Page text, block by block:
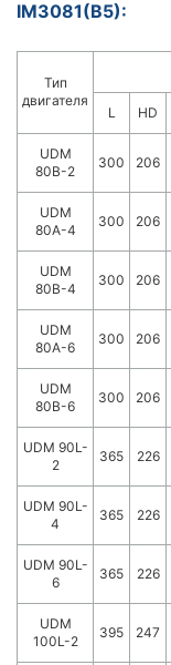
IM3081(B5):
Тип
двигателя
L HD
UDM
80B-2
300 206
UDM
80A-4
300 206
UDM
80B-4
300 206
UDM
80A-6
300 206
UDM
80B-6
300 206
UDM 90L-
2
365 226
UDM 90L-
4
365 226
UDM 90L-
6
365 226
UDM
100L-2
395 247